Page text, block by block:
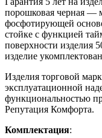
порошковая черная —
фосфотирующей
стойке с функцией
поверхности изделия
изделие
Изделия торговой
эксплуатационной
функциональностью
Репутация Комфорта.
Комплектация: